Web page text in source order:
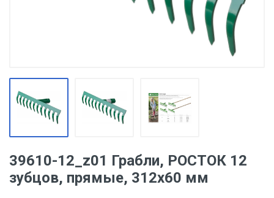
39610-12_z01 Грабли, РОСТОК 12
зубцов, прямые, 312x60 мм